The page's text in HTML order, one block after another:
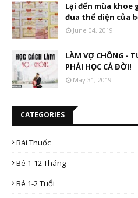
Lại đến mùa khoe
đua thể diện của
June 04, 2019
LÀM VỢ CHỒNG -
PHẢI HỌC CẢ ĐỜI!
May 31, 2019
CATEGORIES
Bài Thuốc
Bé 1-12 Tháng
Bé 1-2 Tuổi